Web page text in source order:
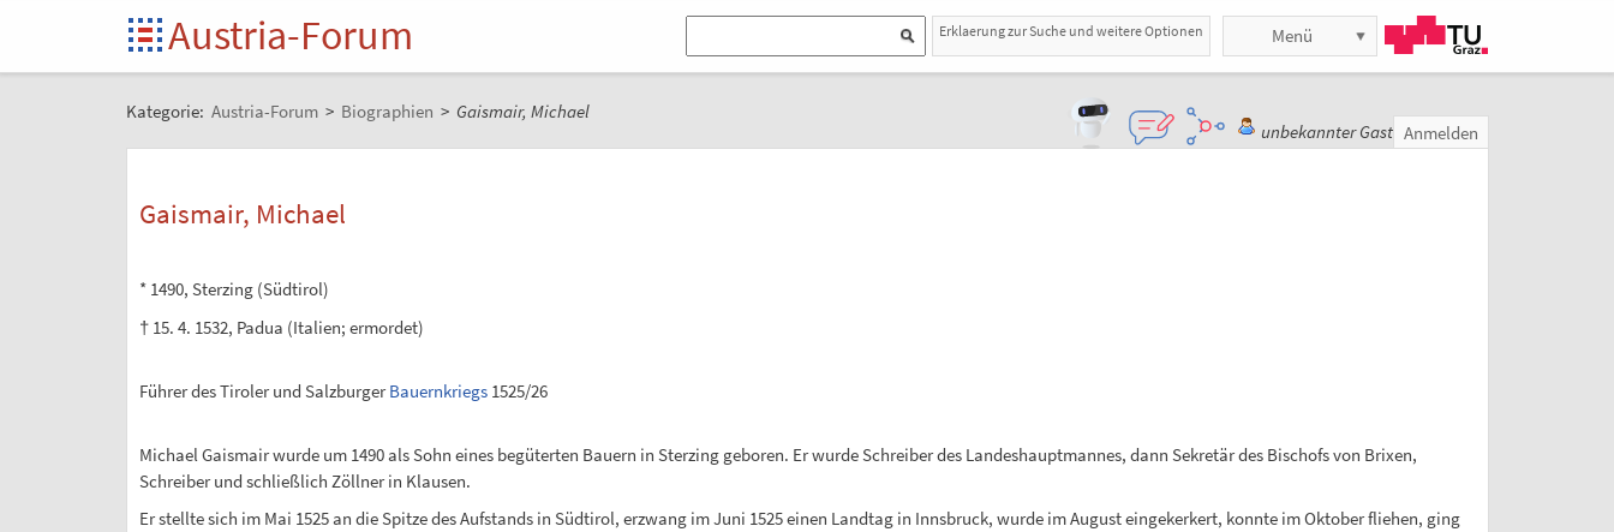
Austria-Forum Erklaerung zur Suche und weitere Optionen Menü
Kategorie: Austria-Forum > Biographien > Gaismair, Michael
unbekannter Gast Anmelden
Gaismair, Michael
* 1490, Sterzing (Südtirol)
† 15. 4. 1532, Padua (Italien; ermordet)
Führer des Tiroler und SalzburgerBauernkriegs1525/26
Michael Gaismair wurde um 1490 als Sohn eines begüterten Bauern in Sterzing geboren. Er wurde Schreiber des Landeshauptmannes, dann Sekretär des Bischofs von Brixen,
Schreiber und schließlich Zöllner in Klausen.
Er stellte sich im Mai 1525 an die Spitze des Aufstands in Südtirol, erzwang im Juni 1525 einen Landtag in Innsbruck, wurde im August eingekerkert, konnte im Oktober fliehen, ging